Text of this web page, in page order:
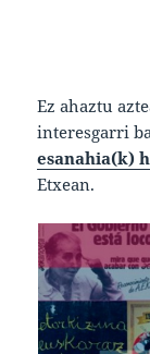
Ez ahaztu
interesgarri
esanahia(k)
Etxean.